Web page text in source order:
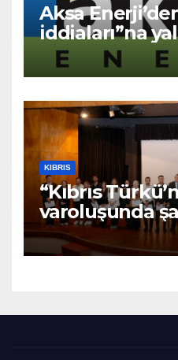
Aksa
iddiaları”na
“Asılsız ve
haberler”
KIBRIS
“Kıbrıs
varoluşunda
katkıları